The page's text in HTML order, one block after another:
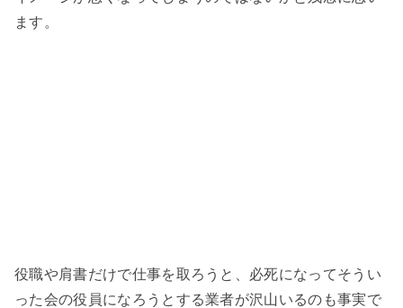
ます。
役職や肩書だけで仕事を取ろうと、必死になってそうい
った会の役員になろうとする業者が沢山いるのも事実で